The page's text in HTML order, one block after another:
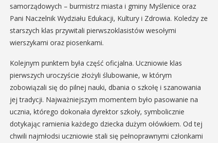
samorządowych – burmistrz miasta i gminy Myślenice oraz
Pani Naczelnik Wydziału Edukacji, Kultury i Zdrowia. Koledzy ze
starszych klas przywitali pierwszoklasistów wesołymi
wierszykami oraz piosenkami.
Kolejnym punktem była część oficjalna. Uczniowie klas
pierwszych uroczyście złożyli ślubowanie, w którym
zobowiązali się do pilnej nauki, dbania o szkołę i szanowania
jej tradycji. Najważniejszym momentem było pasowanie na
ucznia, którego dokonała dyrektor szkoły, symbolicznie
dotykając ramienia każdego dziecka dużym ołówkiem. Od tej
chwili najmłodsi uczniowie stali się pełnoprawnymi członkami